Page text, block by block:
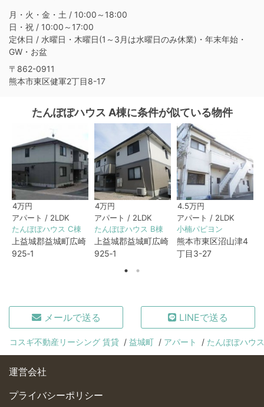
月・火・金・土 / 10:00～18:00
日・祝 / 10:00～17:00
定休日 / 水曜日・木曜日(1～3月は水曜日のみ休業)・年末年始・
GW・お盆
〒862-0911
熊本市東区健軍2丁目8-17
たんぽぽハウス A棟に条件が似ている物件
4万円
アパート / 2LDK
たんぽぽハウス C棟
上益城郡益城町広崎
925‐1
4万円
アパート / 2LDK
たんぽぽハウス B棟
上益城郡益城町広崎
925‐1
4.5万円
アパート / 2LDK
小楠パピヨン
熊本市東区沼山津4
丁目3-27
メールで送る LINEで送る
コスギ不動産リーシング 賃貸 益城町 アパート たんぽぽハウ
運営会社
プライバシーポリシー